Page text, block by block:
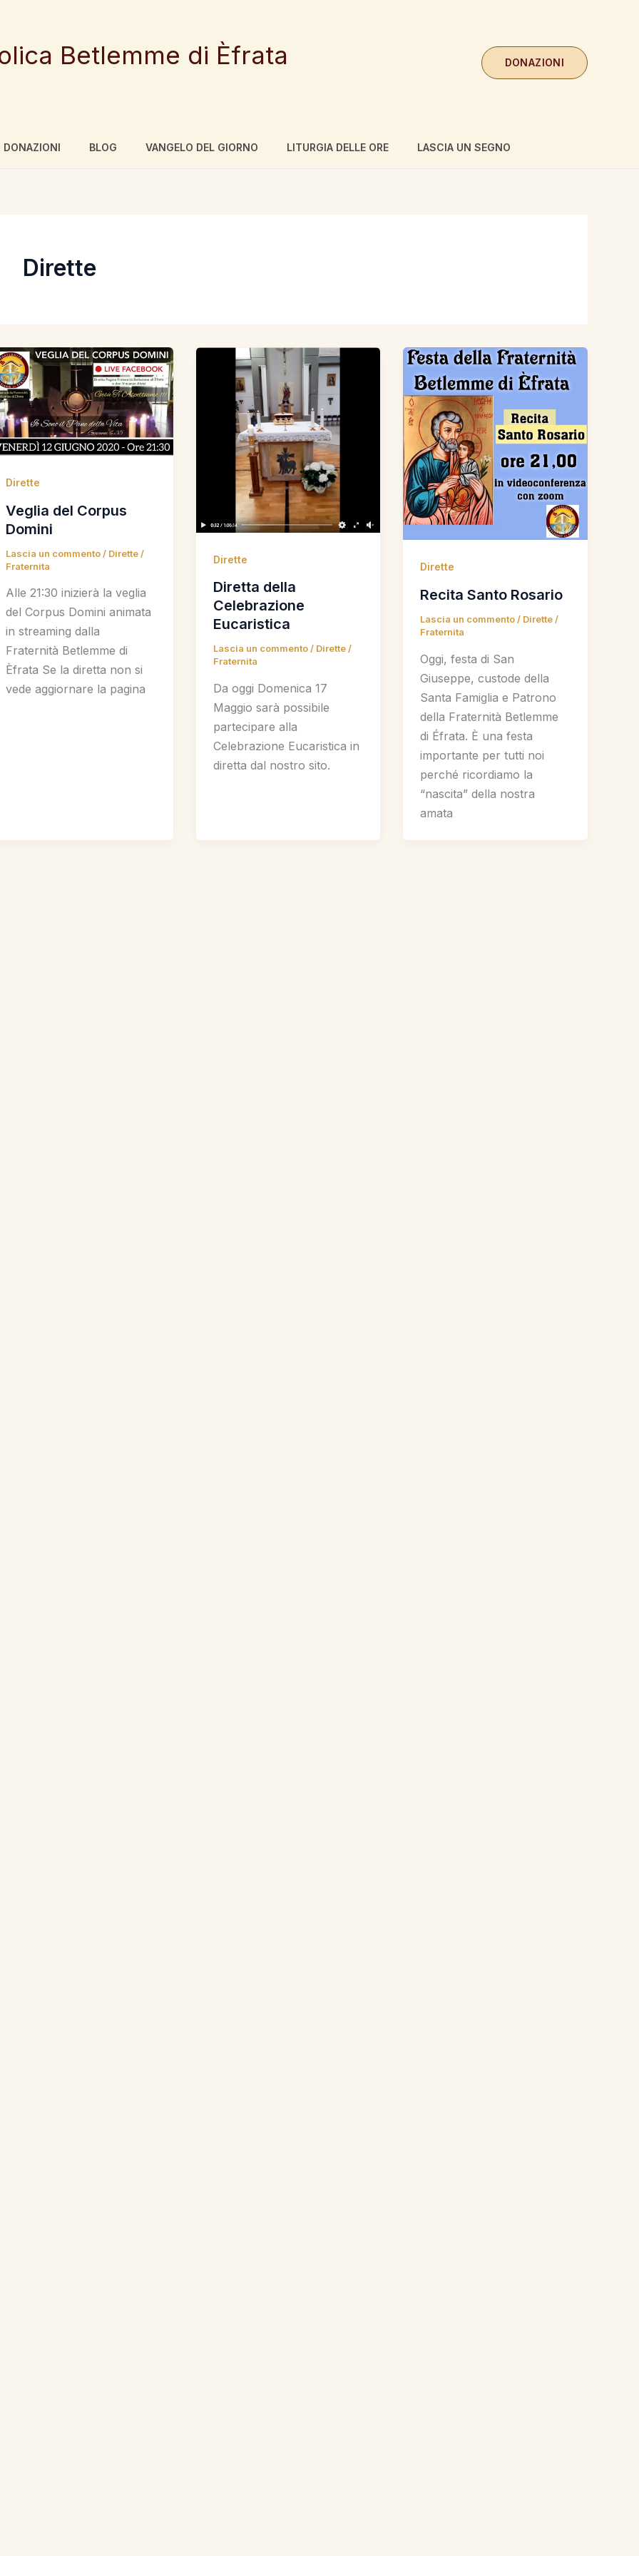
Betlemme di Èfrata DONAZIONI
DONAZIONI BLOG VANGELO DEL GIORNO LITURGIA DELLE ORE LASCIA UN SEGNO
Dirette
Dirette
Veglia del Corpus
Domini
Lascia un commento / Dirette /
Fraternita
Alle 21:30 inizierà la veglia
del Corpus Domini animata
in streaming dalla
Fraternità Betlemme di
Èfrata Se la diretta non si
vede aggiornare la pagina
Dirette
Diretta della
Celebrazione
Eucaristica
Lascia un commento / Dirette/
Fraternita
Da oggi Domenica 17
Maggio sarà possibile
partecipare alla
Celebrazione Eucaristica in
diretta dal nostro sito.
Dirette
Recita Santo Rosario
Lascia un commento / Dirette/
Fraternita
Oggi, festa di San
Giuseppe, custode della
Santa Famiglia e Patrono
della Fraternità Betlemme
di Éfrata. È una festa
importante per tutti noi
perché ricordiamo la
“nascita” della nostra
amata